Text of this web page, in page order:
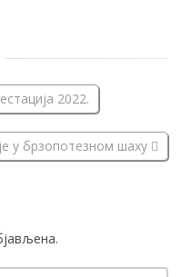
2022.
у брзопотезном шаху